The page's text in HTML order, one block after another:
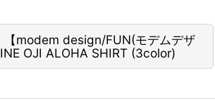
【modem design/FUN(モデムデザ
OJI ALOHA SHIRT (3color)